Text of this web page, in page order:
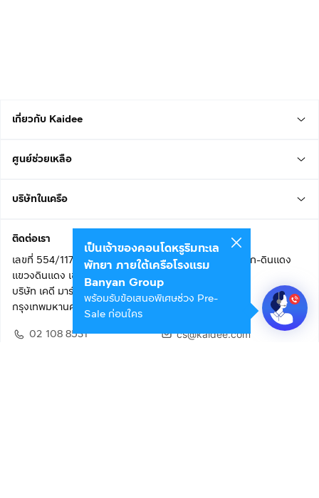
เกี่ยวกับ Kaidee
ศูนย์ช่วยเหลือ
บริษัทในเครือ
ติดต่อเรา
เลขที่ 554/117 อาคารสกายไนน์ เซ็นเตอร์ ชั้น 22 ถนนอโศก-ดินแดง
แขวงดินแดง เขตดินแดง
บริษัท เคดี มาร์เก็ตเพลส จำกัด (สำนักงานใหญ่)
กรุงเทพมหานคร 10400
02 108 8531
cs@kaidee.com
เป็นเจ้าของคอนโดหรูริมทะเล
พัทยา ภายใต้เครือโรงแรม
Banyan Group
พร้อมรับข้อเสนอพิเศษช่วง Pre-
Sale ก่อนใคร